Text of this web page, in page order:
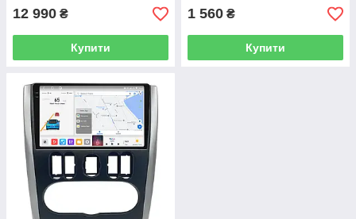
12 990 ₴
Купити
1 560 ₴
Купити